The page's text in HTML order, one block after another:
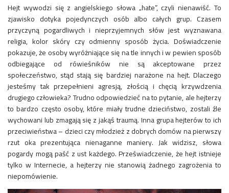
Hejt wywodzi się z angielskiego słowa „hate”, czyli nienawiść. To
zjawisko dotyka pojedynczych osób albo całych grup. Czasem
przyczyną pogardliwych i nieprzyjemnych słów jest wyznawana
religia, kolor skóry czy odmienny sposób życia. Doświadczenie
pokazuje, że osoby wyróżniające się na tle innych i w pewien sposób
odbiegające od rówieśników nie są akceptowane przez
społeczeństwo, stąd stają się bardziej narażone na hejt. Dlaczego
jesteśmy tak przepełnieni agresją, złością i chęcią krzywdzenia
drugiego człowieka? Trudno odpowiedzieć na to pytanie, ale hejterzy
to bardzo często osoby, które miały trudne dzieciństwo, zostali źle
wychowani lub zmagają się z jakąś traumą. Inna grupa hejterów to ich
przeciwieństwa – dzieci czy młodzież z dobrych domów na pierwszy
rzut oka prezentująca nienaganne maniery. Jak widzisz, słowa
pogardy mogą paść z ust każdego. Przeświadczenie, że hejt istnieje
tylko w Internecie, a hejterzy nie stanowią żadnego zagrożenia to
niepomówienie.